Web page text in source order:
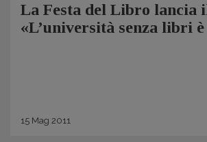
La Festa del Libro lancia
«L’università senza libri è
15 Mag 2011